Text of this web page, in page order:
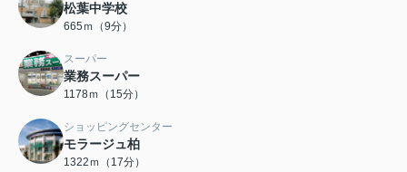
松葉中学校
665ｍ（9分）
スーパー
業務スーパー
1178ｍ（15分）
ショッピングセンター
モラージュ柏
1322ｍ（17分）